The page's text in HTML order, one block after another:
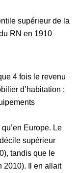
supérieur de la
RN en 1910
4 fois le revenu
d’habitation ;
Europe. Le
supérieur
tandis que le
2010). Il en allait